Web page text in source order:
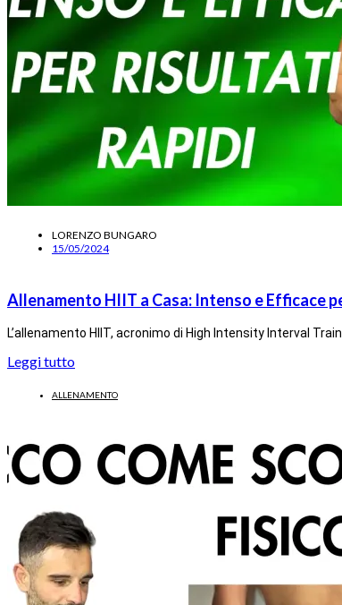
LORENZO BUNGARO
15/05/2024
Allenamento HIIT a Casa: Intenso e Efficace
L’allenamento HIIT, acronimo di High Intensity Interval
Leggi tutto
ALLENAMENTO